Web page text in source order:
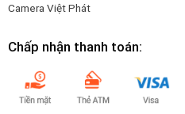
Camera Việt Phát
Chấp nhận thanh toán: